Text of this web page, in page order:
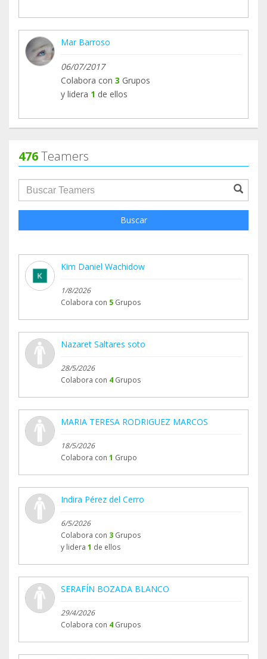
Mar Barroso
06/07/2017
Colabora con 3 Grupos
y lidera 1 de ellos
476Teamers
groupProfile.searchForm.search.text???
Buscar
Kim Daniel Wachidow
1/8/2026
Colabora con 5 Grupos
Nazaret Saltares soto
28/5/2026
Colabora con 4 Grupos
MARIA TERESA RODRIGUEZ MARCOS
18/5/2026
Colabora con 1 Grupo
Indira Pérez del Cerro
6/5/2026
Colabora con 3 Grupos
y lidera 1 de ellos
SERAFÍN BOZADA BLANCO
29/4/2026
Colabora con 4 Grupos